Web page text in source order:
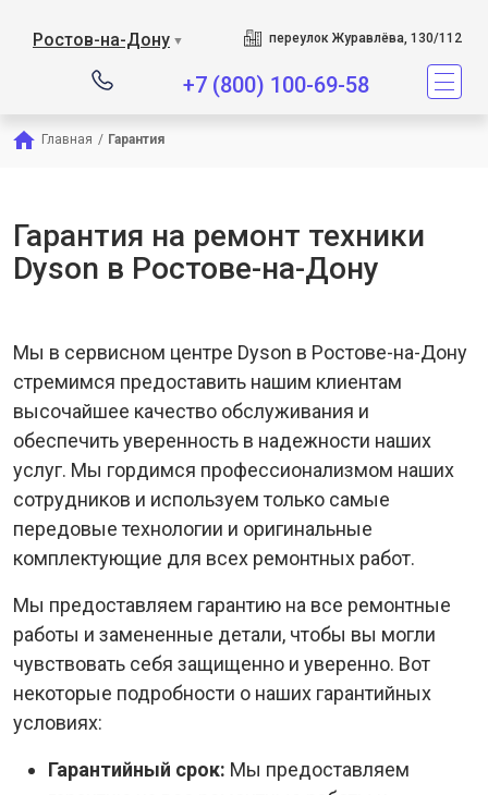
Ростов-на-Дону ▼ переулок Журавлёва, 130/112
+7 (800) 100-69-58
Главная / Гарантия
Гарантия на ремонт техники
Dyson в Ростове-на-Дону
Мы в сервисном центре Dyson в Ростове-на-Дону
стремимся предоставить нашим клиентам
высочайшее качество обслуживания и
обеспечить уверенность в надежности наших
услуг. Мы гордимся профессионализмом наших
сотрудников и используем только самые
передовые технологии и оригинальные
комплектующие для всех ремонтных работ.
Мы предоставляем гарантию на все ремонтные
работы и замененные детали, чтобы вы могли
чувствовать себя защищенно и уверенно. Вот
некоторые подробности о наших гарантийных
условиях:
Гарантийный срок: Мы предоставляем